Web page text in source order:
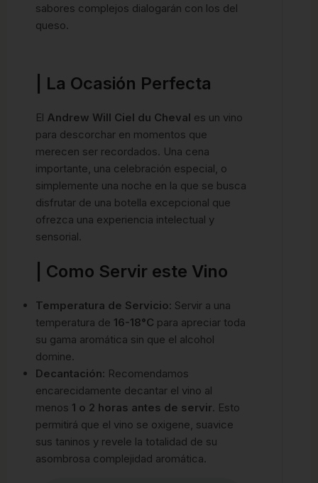
sabores complejos dialogarán con los del
queso.
| La Ocasión Perfecta
El Andrew Will Ciel du Cheval es un vino
para descorchar en momentos que
merecen ser recordados. Una cena
importante, una celebración especial, o
simplemente una noche en la que se busca
disfrutar de una botella excepcional que
ofrezca una experiencia intelectual y
sensorial.
| Como Servir este Vino
Temperatura de Servicio: Servir a una
temperatura de 16-18°C para apreciar toda
su gama aromática sin que el alcohol
domine.
Decantación: Recomendamos
encarecidamente decantar el vino al
menos 1 o 2 horas antes de servir. Esto
permitirá que el vino se oxigene, suavice
sus taninos y revele la totalidad de su
asombrosa complejidad aromática.